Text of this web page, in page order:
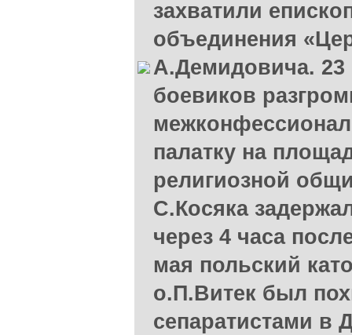
захватили
объединения
А.Демидовича. 23
боевиков
палатку на
религиозной
С.Косяка
через 4 часа
мая польский
о.П.Витек был
сепаратистами в